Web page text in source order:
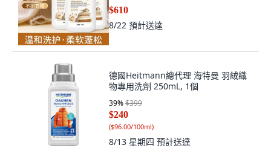
$610
8/22 預計送達
德國Heitmann總代理 海特曼 羽絨織
物專用洗劑 250mL, 1個
39%$399
$240
($96.00/100ml)
8/13 星期四 預計送達